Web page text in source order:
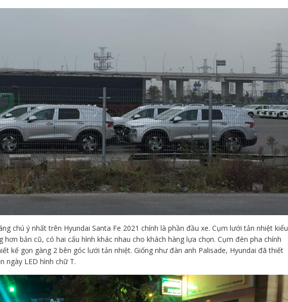
chú ý nhất trên Hyundai Santa Fe 2021 chính là phần đầu xe. Cụm lưới tản nhiệt kiểu
bản cũ, có hai cấu hình khác nhau cho khách hàng lựa chọn. Cụm đèn pha chính
kế gọn gàng 2 bên góc lưới tản nhiệt. Giống như đàn anh Palisade, Hyundai đã thiết
ngày LED hình chữ T.